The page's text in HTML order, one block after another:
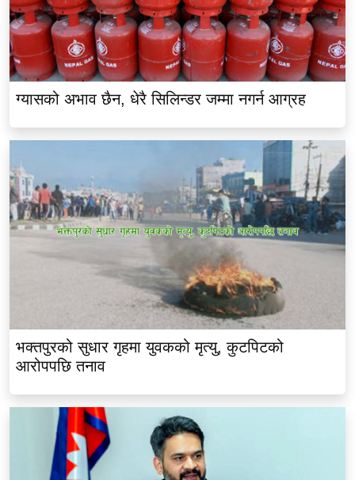
ग्यासको अभाव छैन, धेरै सिलिन्डर जम्मा नगर्न आग्रह
भक्तपुरको सुधार गृहमा युवकको मृत्यु, कुटपिटको
आरोपपछि तनाव